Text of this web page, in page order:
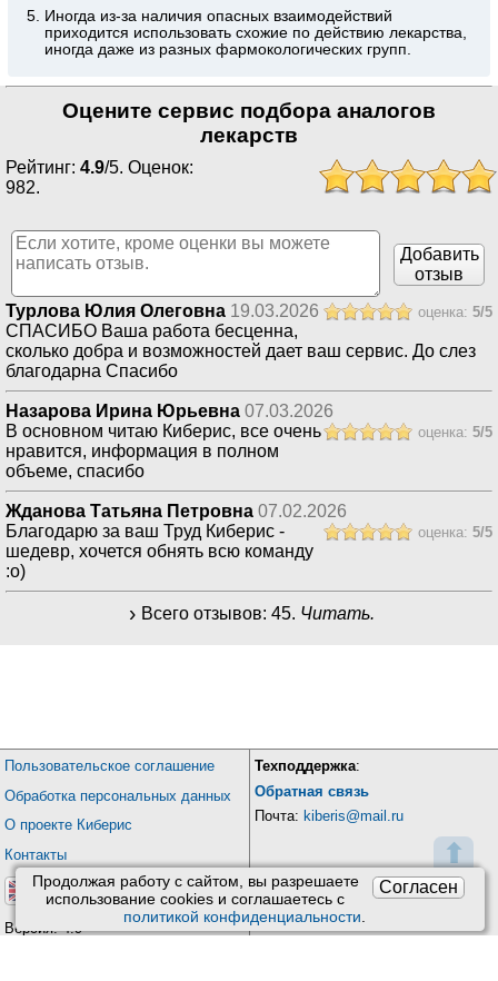
⬆
Согласен
Продолжая работу с сайтом, вы разрешаете
использование сookies и соглашаетесь с
политикой конфиденциальности.
Иногда из-за наличия опасных взаимодействий
приходится использовать схожие по действию лекарства,
иногда даже из разных фармокологических групп.
Оцените сервис подбора аналогов
лекарств
Рейтинг: 4.9/5. Оценок:
982.
Добавить
отзыв
Турлова Юлия Олеговна 19.03.2026 оценка:5/5
СПАСИБО Ваша работа бесценна,
сколько добра и возможностей дает ваш сервис. До слез
благодарна Спасибо
Назарова Ирина Юрьевна 07.03.2026
оценка:5/5
В основном читаю Киберис, все очень
нравится, информация в полном
объеме, спасибо
Жданова Татьяна Петровна 07.02.2026
оценка:5/5
Благодарю за ваш Труд Киберис -
шедевр, хочется обнять всю команду
:о)
Всего отзывов: 45. Читать.
Пользовательское соглашение
Обработка персональных данных
О проекте Киберис
Контакты
Версия: 4.9
Техподдержка:
Обратная связь
Почта: kiberis@mail.ru